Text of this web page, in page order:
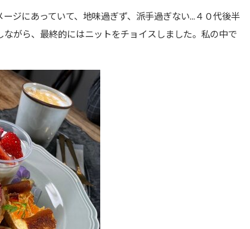
ジにあっていて、地味過ぎず、派手過ぎない...４０代後半
がら、最終的にはニットをチョイスしました。私の中で